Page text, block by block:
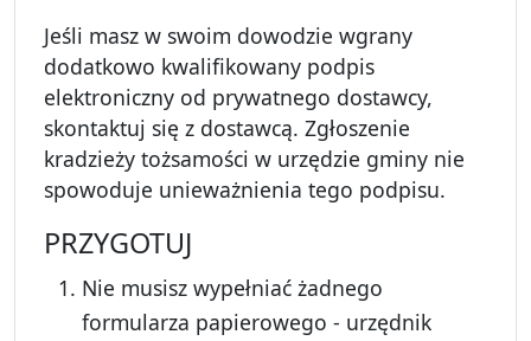
Jeśli masz w swoim dowodzie wgrany
dodatkowo kwalifikowany podpis
elektroniczny od prywatnego dostawcy,
skontaktuj się z dostawcą. Zgłoszenie
kradzieży tożsamości w urzędzie gminy nie
spowoduje unieważnienia tego podpisu.
PRZYGOTUJ
Nie musisz wypełniać żadnego
formularza papierowego - urzędnik